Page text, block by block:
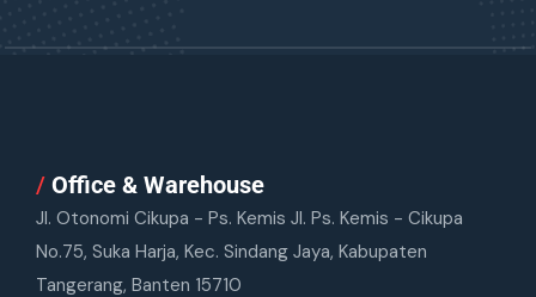
/ Office & Warehouse
Jl. Otonomi Cikupa - Ps. Kemis Jl. Ps. Kemis - Cikupa
No.75, Suka Harja, Kec. Sindang Jaya, Kabupaten
Tangerang, Banten 15710